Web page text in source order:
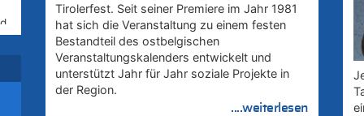
Tirolerfest. Seit seiner Premiere im Jahr 1981
hat sich die Veranstaltung zu einem festen
Bestandteil des ostbelgischen
Veranstaltungskalenders entwickelt und
unterstützt Jahr für Jahr soziale Projekte in
der Region.
....weiterlesen